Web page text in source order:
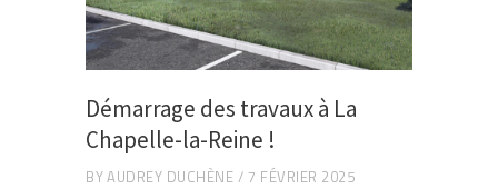
Démarrage des travaux à La
Chapelle-la-Reine !
BYAUDREY DUCHÈNE 7 FÉVRIER 2025